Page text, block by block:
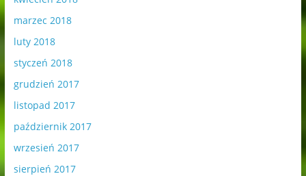
marzec 2018
luty 2018
styczeń 2018
grudzień 2017
listopad 2017
październik 2017
wrzesień 2017
sierpień 2017